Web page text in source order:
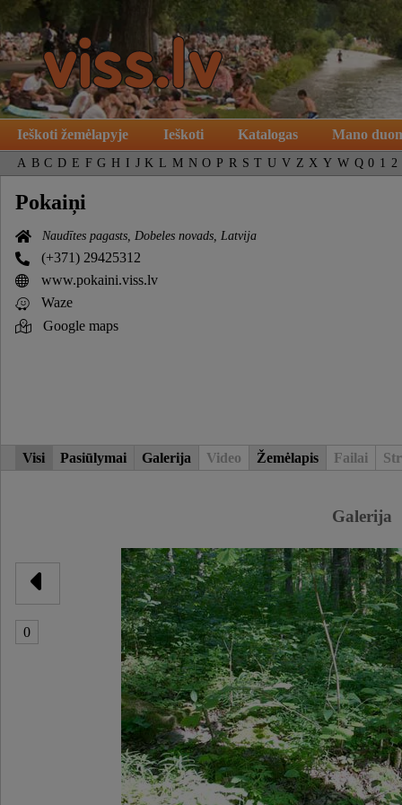
Ieškoti žemėlapyje Ieškoti Katalogas Mano
A B C D E F G H I J K L M N O P R S T U V Z X Y W Q 0 1 2
Pokaiņi
Naudītes pagasts, Dobeles novads, Latvija
(+371) 29425312
www.pokaini.viss.lv
Waze
Google maps
Visi Pasiūlymai Galerija Video Žemėlapis Failai
Galerija
0